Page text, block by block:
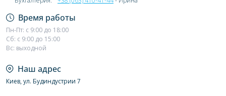
Время работы
Пн-Пт: с 9:00 до 18:00
Сб: с 9:00 до 15:00
Вс: выходной
Наш адрес
Киев, ул. Будиндустрии 7